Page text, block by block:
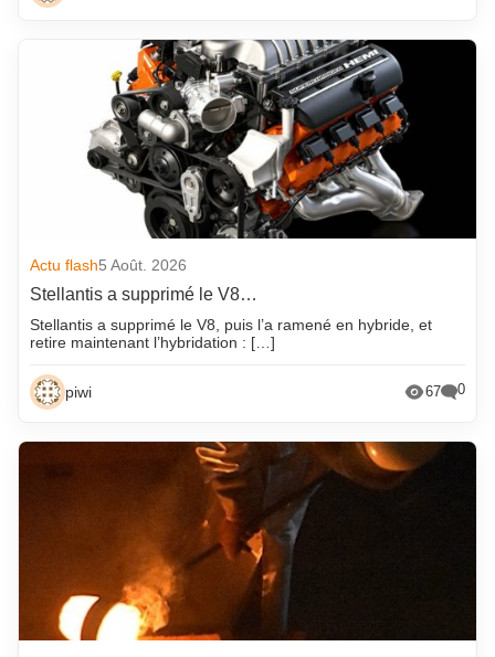
Actu flash5 Août. 2026
Stellantis a supprimé le V8…
Stellantis a supprimé le V8, puis l’a ramené en hybride, et
retire maintenant l’hybridation : […]
piwi 67 0